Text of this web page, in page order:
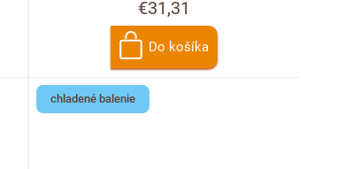
€31,31
Do košíka
chladené balenie